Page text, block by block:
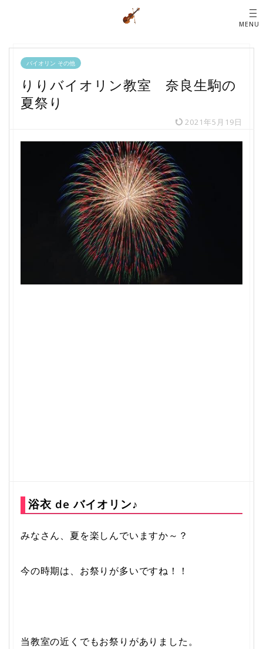
バイオリン その他
りりバイオリン教室 奈良生駒の
夏祭り
2021年5月19日
浴衣 de バイオリン♪
みなさん、夏を楽しんでいますか～？
今の時期は、お祭りが多いですね！！
当教室の近くでもお祭りがありました。